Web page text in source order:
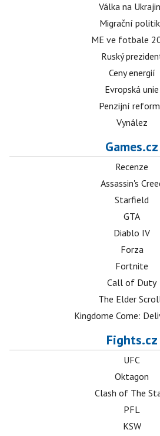
Válka na
Migrační
ME ve fotbale
Ruský
Ceny energií
Evropská unie
Penzijní
Vynález
Games.cz
Recenze
Assassin's
Starfield
GTA
Diablo IV
Forza
Fortnite
Call of Duty
The Elder
Kingdome Come:
Fights.cz
UFC
Oktagon
Clash of The
PFL
KSW